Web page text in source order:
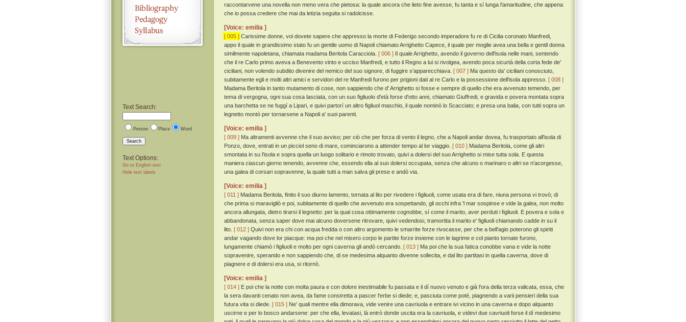
Text Search:
Person Place Word
Search
Text Options:
Go to English text
Hide text labels
raccontarvene una novella non meno vera che pietosa: la quale ancora che lieto fine avesse, fu tanta e sí lunga l'amaritudine, che appena
che io possa credere che mai da letizia seguita si radolcisse.
[Voice: emilia ]
[ 005 ] Carissime donne, voi dovete sapere che appresso la morte di Federigo secondo imperadore fu re di Cicilia coronato Manfredi,
appo il quale in grandissimo stato fu un gentile uomo di Napoli chiamato Arrighetto Capece, il quale per moglie avea una bella e gentil donna
similmente napoletana, chiamata madama Beritola Caracciola. [ 006 ] Il quale Arrighetto, avendo il governo dell'isola nelle mani, sentendo
che il re Carlo primo aveva a Benevento vinto e ucciso Manfredi, e tutto il Regno a lui si rivolgea, avendo poca sicurtà della corta fede de'
ciciliani, non volendo subdito divenire del nemico del suo signore, di fuggire s'apparecchiava. [ 007 ] Ma questo da' ciciliani conosciuto,
subitamente egli e molti altri amici e servidori del re Manfredi furono per prigioni dati al re Carlo e la possessione dell'isola appresso. [ 008 ]
Madama Beritola in tanto mutamento di cose, non sappiendo che d' Arrighetto si fosse e sempre di quello che era avvenuto temendo, per
tema di vergogna, ogni sua cosa lasciata, con un suo figliuolo d'età forse d'otto anni, chiamato Giuffredi, e gravida e povera montata sopra
una barchetta se ne fuggí a Lipari, e quivi partorí un altro figliuol maschio, il quale nominò lo Scacciato; e presa una balia, con tutti sopra un
legnetto montò per tornarsene a Napoli a' suoi parenti.
[Voice: emilia ]
[ 009 ] Ma altramenti avvenne che il suo avviso; per ciò che per forza di vento il legno, che a Napoli andar dovea, fu trasportato all'isola di
Ponzo, dove, entrati in un picciol seno di mare, cominciarono a attender tempo al lor viaggio. [ 010 ] Madama Beritola, come gli altri
smontata in su l'isola e sopra quella un luogo solitario e rimoto trovato, quivi a dolersi del suo Arrighetto si mise tutta sola. E questa
maniera ciascun giorno tenendo, avvenne che, essendo ella al suo dolersi occupata, senza che alcuno o marinaro o altri se n'acorgesse,
una galea di corsari sopravenne, la quale tutti a man salva gli prese e andò via.
[Voice: emilia ]
[ 011 ] Madama Beritola, finito il suo diurno lamento, tornata al lito per rivedere i figliuoli, come usata era di fare, niuna persona vi trovò; di
che prima si maravigliò e poi, subitamente di quello che avvenuto era sospettando, gli occhi infra 'l mar sospinse e vide la galea, non molto
ancora allungata, dietro tirarsi il legnetto: per la qual cosa ottimamente cognobbe, sí come il marito, aver perduti i figliuoli. E povera e sola e
abbandonata, senza saper dove mai alcuno doversene ritrovare, quivi vedendosi, tramortita il marito e' figliuoli chiamando cadde in su il
lito. [ 012 ] Quivi non era chi con acqua fredda o con altro argomento le smarrite forze rivocasse, per che a bell'agio poterono gli spiriti
andar vagando dove lor piacque: ma poi che nel misero corpo le partite forze insieme con le lagrime e col pianto tornate furono,
lungamente chiamò i figliuoli e molto per ogni caverna gli andò cercando. [ 013 ] Ma poi che la sua fatica conobbe vana e vide la notte
sopravenire, sperando e non sappiendo che, di se medesima alquanto divenne sollecita, e dal lito partitasi in quella caverna, dove di
piagnere e di dolersi era usa, si ritornò.
[Voice: emilia ]
[ 014 ] E poi che la notte con molta paura e con dolore inestimabile fu passata e il dí nuovo venuto e già l'ora della terza valicata, essa, che
la sera davanti cenato non avea, da fame constretta a pascer l'erbe si diede; e, pasciuta come poté, piagnendo a varii pensieri della sua
futura vita si diede. [ 015 ] Ne' quali mentre ella dimorava, vide venire una cavriuola e entrare ivi vicino in una caverna e dopo alquanto
uscirne e per lo bosco andarsene: per che ella, levatasi, là entrò donde uscita era la cavriuola, e videvi due cavriuoli forse il dí medesimo